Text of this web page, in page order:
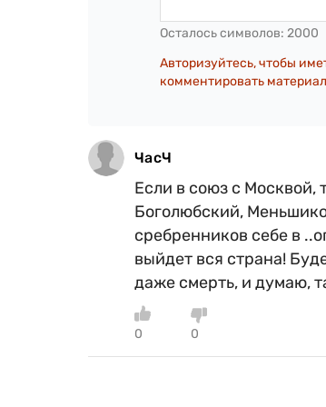
Осталось символов: 2000
Авторизуйтесь, чтобы
комментировать
ЧасЧ
Если в союз с Москвой,
Боголюбский,
сребренников себе в
выйдет вся страна!
даже смерть, и думаю,
0 0